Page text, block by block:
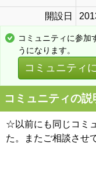
開設日
コミュニティに参加
うになります。
コミュニティ
コミュニティの説
☆以前にも同じコミ
た。またご相談させ